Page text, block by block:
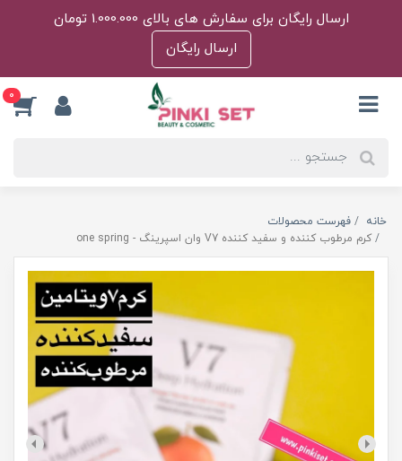
ارسال رایگان برای سفارش های بالای 1.000.000 تومان
ارسال رایگان
0
خانه
فهرست محصولات
کرم مرطوب کننده و سفید کننده V7 وان اسپرینگ - one spring